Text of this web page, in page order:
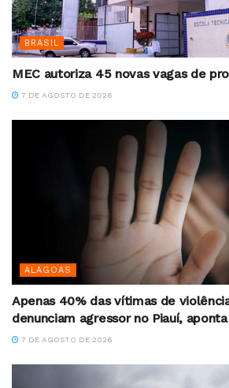
BRASIL
MEC autoriza 45 novas vagas de
7 DE AGOSTO DE 2026
ALAGOAS
Apenas 40% das vítimas de
denunciam agressor no Piauí,
7 DE AGOSTO DE 2026